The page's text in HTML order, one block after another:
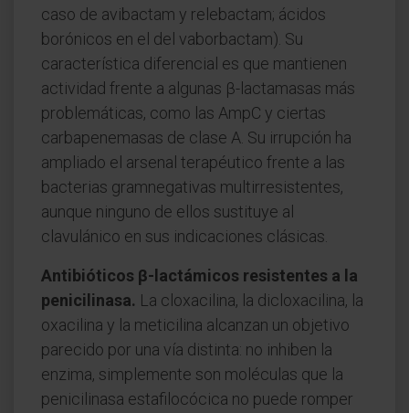
caso de avibactam y relebactam; ácidos
borónicos en el del vaborbactam). Su
característica diferencial es que mantienen
actividad frente a algunas β-lactamasas más
problemáticas, como las AmpC y ciertas
carbapenemasas de clase A. Su irrupción ha
ampliado el arsenal terapéutico frente a las
bacterias gramnegativas multirresistentes,
aunque ninguno de ellos sustituye al
clavulánico en sus indicaciones clásicas.
Antibióticos β-lactámicos resistentes a la
penicilinasa. La cloxacilina, la dicloxacilina, la
oxacilina y la meticilina alcanzan un objetivo
parecido por una vía distinta: no inhiben la
enzima, simplemente son moléculas que la
penicilinasa estafilocócica no puede romper